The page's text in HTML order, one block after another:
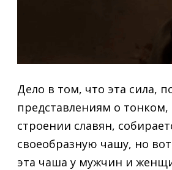
Дело в том, что эта сила,
представлениям о
строении славян,
своеобразную чашу, но
эта чаша у мужчин и